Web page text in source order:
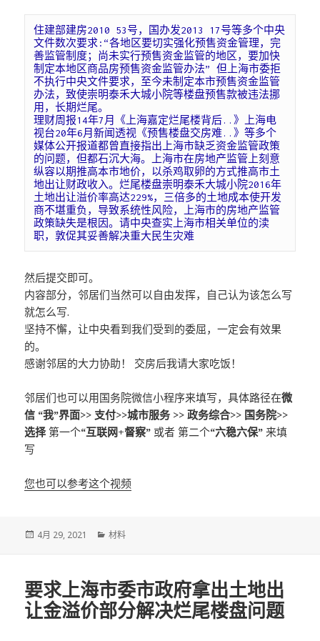
住建部建房2010 53号，国办发2013 17号等多个中央
文件数次要求:“各地区要切实强化预售资金管理，完
善监管制度；尚未实行预售资金监管的地区，要加快
制定本地区商品房预售资金监管办法” 但上海市委拒
不执行中央文件要求，至今未制定本市预售资金监管
办法，致使崇明泰禾大城小院等楼盘预售款被违法挪
用，长期烂尾。
理财周报14年7月《上海嘉定烂尾楼背后..》上海电
视台20年6月新闻透视《预售楼盘交房难..》等多个
媒体公开报道都曾直接指出上海市缺乏资金监管政策
的问题，但都石沉大海。上海市在房地产监管上刻意
纵容以期推高本市地价，以杀鸡取卵的方式推高市土
地出让财政收入。烂尾楼盘崇明泰禾大城小院2016年
土地出让溢价率高达229%，三倍多的土地成本使开发
商不堪重负，导致系统性风险，上海市的房地产监管
政策缺失是根因。请中央查实上海市相关单位的渎
职，敦促其妥善解决重大民生灾难
然后提交即可。
内容部分，邻居们当然可以自由发挥，自己认为该怎么写
就怎么写.
坚持不懈，让中央看到我们受到的委屈，一定会有效果
的。
感谢邻居的大力协助！ 交房后我请大家吃饭！
邻居们也可以用国务院微信小程序来填写，具体路径在微
信 “我”界面>> 支付>>城市服务 >> 政务综合>> 国务院>>
选择 第一个“互联网+督察” 或者 第二个“六稳六保” 来填
写
您也可以参考这个视频
发
4月 29, 2021
分
材料
要求上海市委市政府拿出土地出
让金溢价部分解决烂尾楼盘问题